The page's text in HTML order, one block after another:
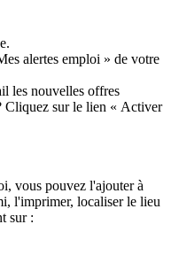
alertes emploi » de votre
les nouvelles offres
Cliquez sur le lien « Activer
vous pouvez l'ajouter à
l'imprimer, localiser le lieu
sur :